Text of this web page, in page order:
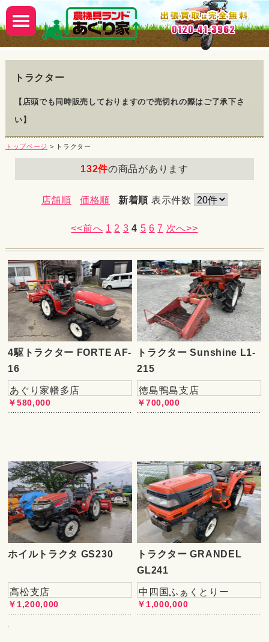
トラクター
【店頭でも同時販売しておりますので売切れの際はご了承下さ
い】
トップページ > トラクター
132件の商品があります
店舗順 価格順 新着順 表示件数
<<前へ 1 2 3 4 5 6 7 次へ>>
4駆トラクター FORTE AF-
16
あぐり家幡多店
￥580,000
トラクター Sunshine L1-
215
徳島鴨島支店
￥700,000
ホイルトラクタ GS230
高松支店
￥1,200,000
トラクター GRANDEL
GL241
中四国ふぁくとりー
￥1,000,000